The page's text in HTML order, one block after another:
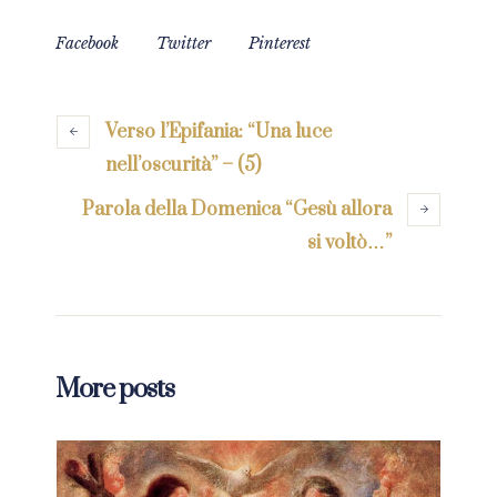
Facebook Twitter Pinterest
Verso l’Epifania: “Una luce
nell’oscurità” – (5)
Parola della Domenica “Gesù allora
si voltò…”
More posts